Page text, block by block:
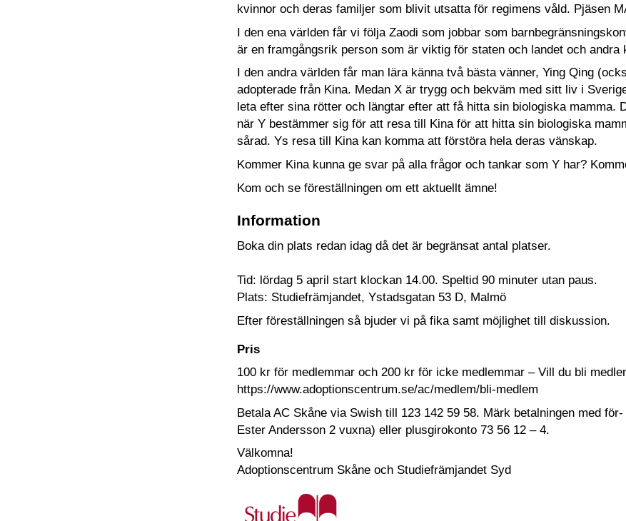
kvinnor och deras familjer som blivit utsatta för regimens våld. Pjäsen
I den ena världen får vi följa Zaodi som jobbar som
är en framgångsrik person som är viktig för staten och landet och
I den andra världen får man lära känna två bästa vänner, Ying Qing
adopterade från Kina. Medan X är trygg och bekväm med sitt liv i
leta efter sina rötter och längtar efter att få hitta sin biologiska
när Y bestämmer sig för att resa till Kina för att hitta sin biologiska
sårad. Ys resa till Kina kan komma att förstöra hela deras vänskap.
Kommer Kina kunna ge svar på alla frågor och tankar som Y har?
Kom och se föreställningen om ett aktuellt ämne!
Information
Boka din plats redan idag då det är begränsat antal platser.
Tid: lördag 5 april start klockan 14.00. Speltid 90 minuter utan paus.
Plats: Studiefrämjandet, Ystadsgatan 53 D, Malmö
Efter föreställningen så bjuder vi på fika samt möjlighet till diskussion.
Pris
100 kr för medlemmar och 200 kr för icke medlemmar – Vill du bli
https://www.adoptionscentrum.se/ac/medlem/bli-medlem
Betala AC Skåne via Swish till 123 142 59 58. Märk betalningen med
Ester Andersson 2 vuxna) eller plusgirokonto 73 56 12 – 4.
Välkomna!
Adoptionscentrum Skåne och Studiefrämjandet Syd